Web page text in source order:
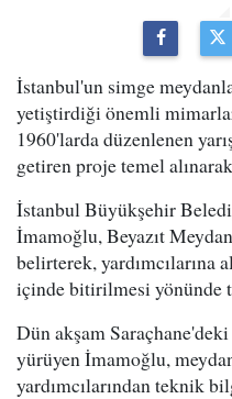
İstanbul'un simge
yetiştirdiği önemli
1960'larda düzenlenen
getiren proje temel
İstanbul Büyükşehir
İmamoğlu, Beyazıt
belirterek, yardımcılarına
içinde bitirilmesi yönünde
Dün akşam
yürüyen İmamoğlu,
yardımcılarından teknik